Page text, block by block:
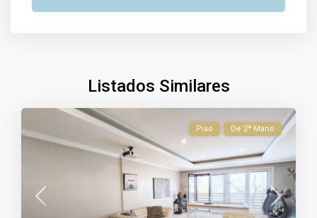
Listados Similares
Piso De 2ª Mano